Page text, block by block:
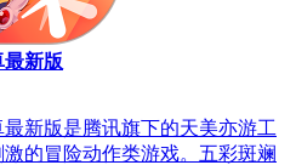
最新版
新版是腾讯旗下的天美亦游工
的冒险动作类游戏。五彩斑斓